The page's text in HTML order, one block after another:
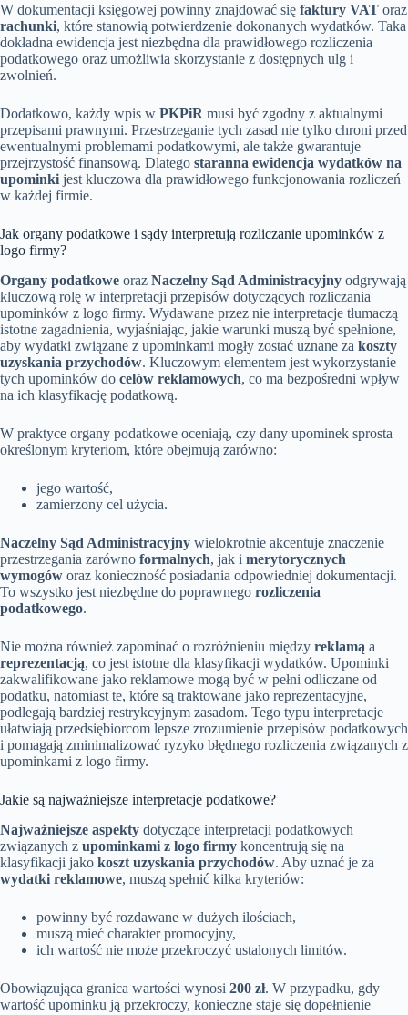
W dokumentacji księgowej powinny znajdować się faktury VAT oraz
rachunki, które stanowią potwierdzenie dokonanych wydatków. Taka
dokładna ewidencja jest niezbędna dla prawidłowego rozliczenia
podatkowego oraz umożliwia skorzystanie z dostępnych ulg i
zwolnień.
Dodatkowo, każdy wpis w PKPiR musi być zgodny z aktualnymi
przepisami prawnymi. Przestrzeganie tych zasad nie tylko chroni przed
ewentualnymi problemami podatkowymi, ale także gwarantuje
przejrzystość finansową. Dlatego staranna ewidencja wydatków na
upominki jest kluczowa dla prawidłowego funkcjonowania rozliczeń
w każdej firmie.
Jak organy podatkowe i sądy interpretują rozliczanie upominków z
logo firmy?
Organy podatkowe oraz Naczelny Sąd Administracyjny odgrywają
kluczową rolę w interpretacji przepisów dotyczących rozliczania
upominków z logo firmy. Wydawane przez nie interpretacje tłumaczą
istotne zagadnienia, wyjaśniając, jakie warunki muszą być spełnione,
aby wydatki związane z upominkami mogły zostać uznane za koszty
uzyskania przychodów. Kluczowym elementem jest wykorzystanie
tych upominków do celów reklamowych, co ma bezpośredni wpływ
na ich klasyfikację podatkową.
W praktyce organy podatkowe oceniają, czy dany upominek sprosta
określonym kryteriom, które obejmują zarówno:
jego wartość,
zamierzony cel użycia.
Naczelny Sąd Administracyjny wielokrotnie akcentuje znaczenie
przestrzegania zarówno formalnych, jak i merytorycznych
wymogów oraz konieczność posiadania odpowiedniej dokumentacji.
To wszystko jest niezbędne do poprawnego rozliczenia
podatkowego.
Nie można również zapominać o rozróżnieniu między reklamą a
reprezentacją, co jest istotne dla klasyfikacji wydatków. Upominki
zakwalifikowane jako reklamowe mogą być w pełni odliczane od
podatku, natomiast te, które są traktowane jako reprezentacyjne,
podlegają bardziej restrykcyjnym zasadom. Tego typu interpretacje
ułatwiają przedsiębiorcom lepsze zrozumienie przepisów podatkowych
i pomagają zminimalizować ryzyko błędnego rozliczenia związanych z
upominkami z logo firmy.
Jakie są najważniejsze interpretacje podatkowe?
Najważniejsze aspekty dotyczące interpretacji podatkowych
związanych z upominkami z logo firmy koncentrują się na
klasyfikacji jako koszt uzyskania przychodów. Aby uznać je za
wydatki reklamowe, muszą spełnić kilka kryteriów:
powinny być rozdawane w dużych ilościach,
muszą mieć charakter promocyjny,
ich wartość nie może przekroczyć ustalonych limitów.
Obowiązująca granica wartości wynosi 200 zł. W przypadku, gdy
wartość upominku ją przekroczy, konieczne staje się dopełnienie